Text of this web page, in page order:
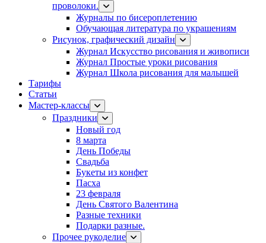
проволоки.
Журналы по бисероплетению
Обучающая литература по украшениям
Рисунок, графический дизайн
Журнал Искусство рисования и живописи
Журнал Простые уроки рисования
Журнал Школа рисования для малышей
Тарифы
Статьи
Мастер-классы
Праздники
Новый год
8 марта
День Победы
Свадьба
Букеты из конфет
Пасха
23 февраля
День Святого Валентина
Разные техники
Подарки разные.
Прочее рукоделие